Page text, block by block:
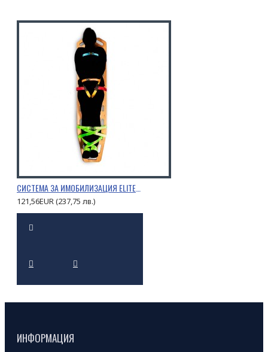
СИСТЕМА ЗА ИМОБИЛИЗАЦИЯ ELITEBAGS OCTOPUS
121,56EUR (237,75 лв.)
ИНФОРМАЦИЯ